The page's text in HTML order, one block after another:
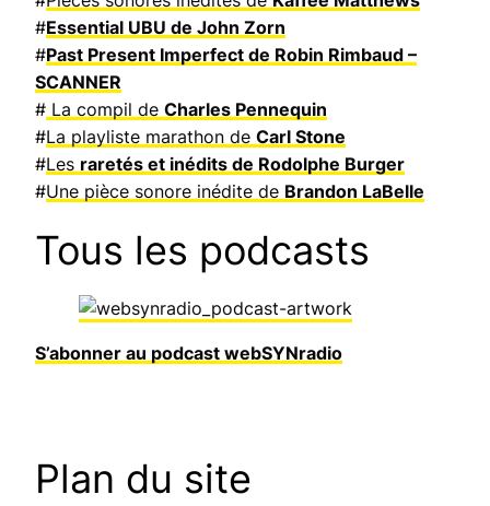
#Essential UBU de John Zorn
#Past Present Imperfect de Robin Rimbaud –
SCANNER
# La compil de Charles Pennequin
#La playliste marathon de Carl Stone
#Les raretés et inédits de Rodolphe Burger
#Une pièce sonore inédite de Brandon LaBelle
Tous les podcasts
S’abonner au podcast webSYNradio
Plan du site